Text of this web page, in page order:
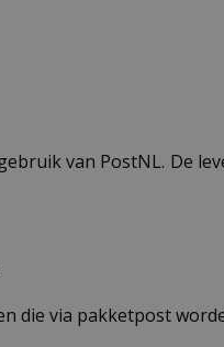
van PostNL. De
die via pakketpost